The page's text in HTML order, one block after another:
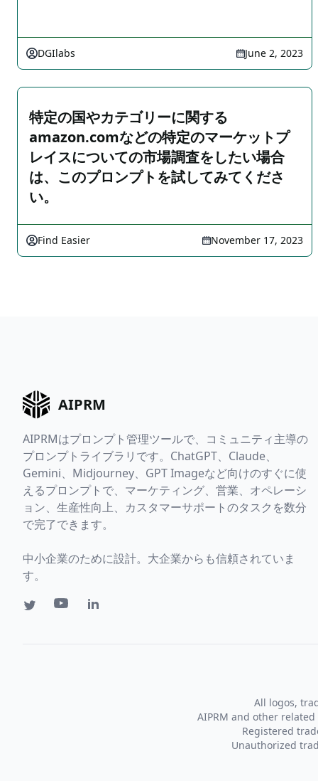
DGIlabs June 2, 2023
特定の国やカテゴリーに関する
amazon.comなどの特定のマーケットプ
レイスについての市場調査をしたい場合
は、このプロンプトを試してみてくださ
い。
Find Easier November 17, 2023
AIPRM
AIPRMはプロンプト管理ツールで、コミュニティ主導の
プロンプトライブラリです。ChatGPT、Claude、
Gemini、Midjourney、GPT Imageなど向けのすぐに使
えるプロンプトで、マーケティング、営業、オペレーシ
ョン、生産性向上、カスタマーサポートのタスクを数分
で完了できます。
中小企業のために設計。大企業からも信頼されていま
す。
All logos,
AIPRM and other
Registered
Unauthorized